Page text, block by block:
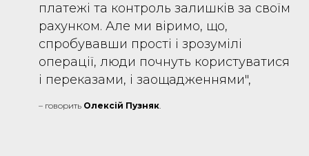
платежі та контроль залишків за своїм
рахунком. Але ми віримо, що,
спробувавши прості і зрозумілі
операції, люди почнуть користуватися
і переказами, і заощадженнями",
– говорить Олексій Пузняк.